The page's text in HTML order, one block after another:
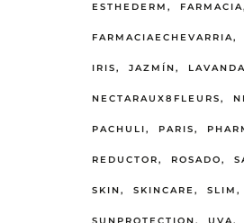
ESTHEDERM FARMACIA
FARMACIAECHEVARRIA
IRIS JAZMÍN LAVANDA
NECTARAUX8FLEURS
PACHULI PARIS
REDUCTOR ROSADO
SKIN SKINCARE SLIM